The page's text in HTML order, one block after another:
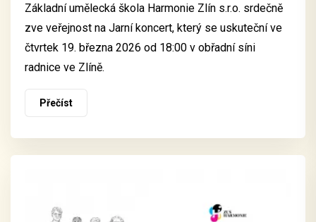
Základní umělecká škola Harmonie Zlín s.r.o. srdečně
zve veřejnost na Jarní koncert, který se uskuteční ve
čtvrtek 19. března 2026 od 18:00 v obřadní síni
radnice ve Zlíně.
Přečíst